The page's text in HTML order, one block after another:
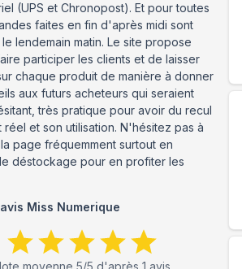
(UPS et Chronopost). Et pour toutes
faites en fin d'après midi sont
lendemain matin. Le site propose
participer les clients et de laisser
chaque produit de manière à donner
aux futurs acheteurs qui seraient
très pratique pour avoir du recul
et son utilisation. N'hésitez pas à
page fréquemment surtout en
déstockage pour en profiter les
Miss Numerique
moyenne5/5 d'après1 avis